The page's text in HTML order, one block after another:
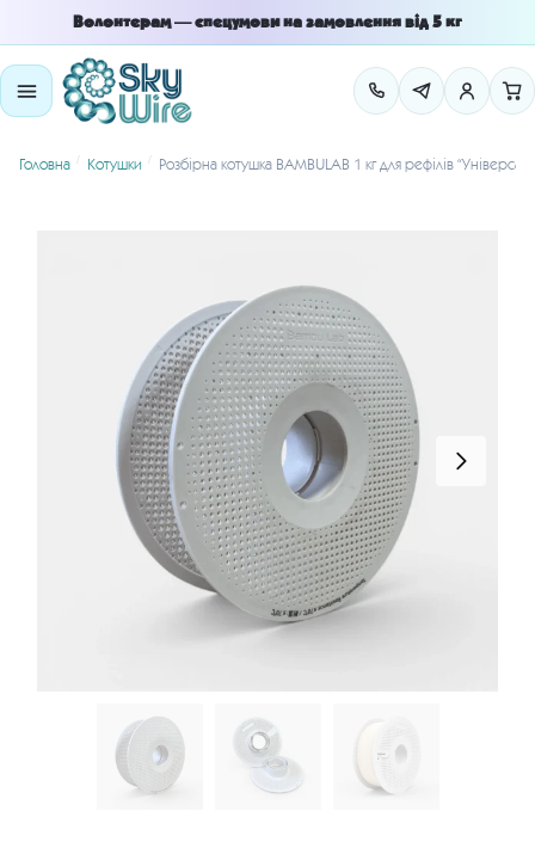
to
navigation
to
content
Волонтерам — спецумови на замовлення від 5 кг
Головна / Котушки / Розбірна котушка BAMBULAB 1 кг для рефілів “Універсал”